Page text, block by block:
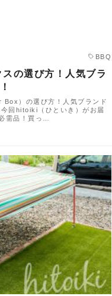
BBQ
の選び方！人気ブラ
）の選び方！人気ブランド
回hitoiki（ひといき）がお届
需品！買っ…